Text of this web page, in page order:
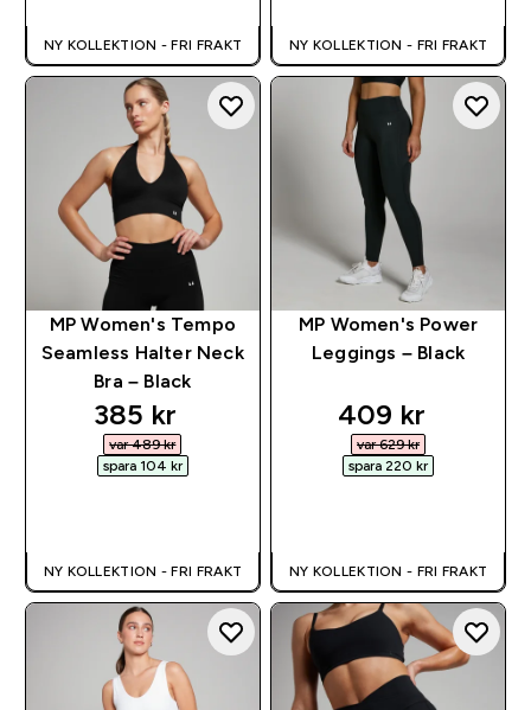
NY KOLLEKTION - FRI FRAKT NY KOLLEKTION - FRI FRAKT
MP Women's Tempo
Seamless Halter Neck
Bra – Black
discounted price
385 kr‎
var 489 kr‎
spara 104 kr‎
NY KOLLEKTION - FRI FRAKT
MP Women's Power
Leggings – Black
discounted
409 kr‎
var 629 kr‎
spara 220 kr‎
NY KOLLEKTION - FRI FRAKT